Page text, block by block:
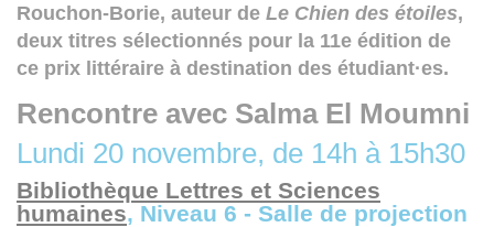
Rouchon-Borie, auteur de Le Chien des étoiles,
deux titres sélectionnés pour la 11e édition de
ce prix littéraire à destination des étudiant·es.
Rencontre avec Salma El Moumni
Lundi 20 novembre, de 14h à 15h30
Bibliothèque Lettres et Sciences
humaines, Niveau 6 - Salle de projection